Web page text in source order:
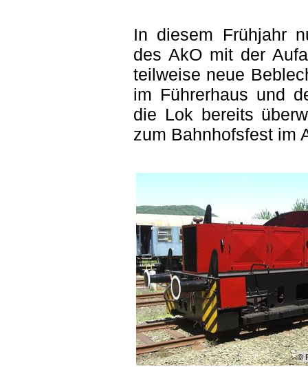
In diesem Frühjahr
des AkO mit der
teilweise neue
im Führerhaus und
die Lok bereits
zum Bahnhofsfest im